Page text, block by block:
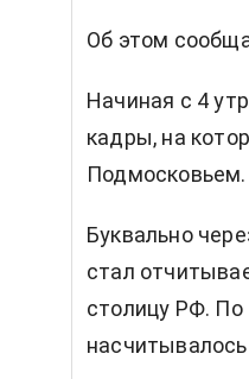
Об этом
Начиная с 4
кадры, на
Подмосковьем.
Буквально
стал
столицу РФ. По